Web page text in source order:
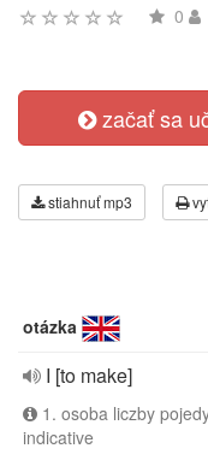
0
začať sa
stiahnuť mp3
otázka
I [to make]
1. osoba liczby
indicative